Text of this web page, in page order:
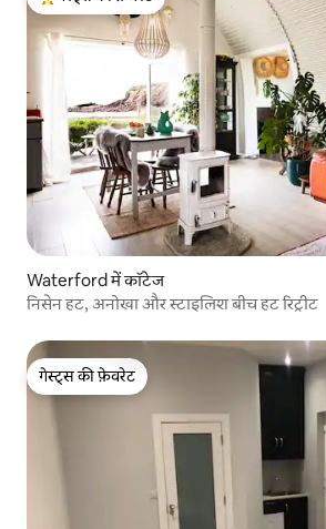
गेस्ट्स का टॉप फ़ेवरेट
Waterford में कॉटेज
निसेन हट, अनोखा और स्टाइलिश बीच हट रिट्रीट
गेस्ट्स की फ़ेवरेट
गेस्ट्स की फ़ेवरेट